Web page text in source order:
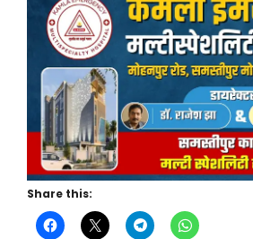
Share this: